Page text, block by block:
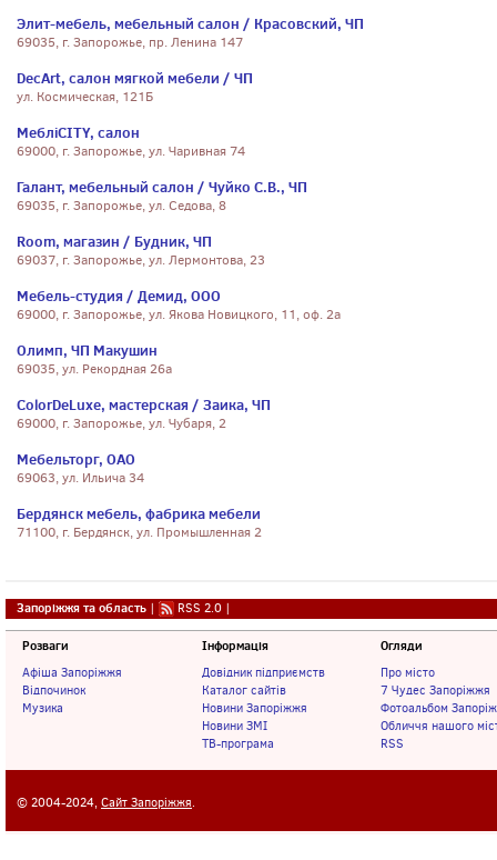
Элит-мебель, мебельный салон / Красовский, ЧП
69035, г. Запорожье, пр. Ленина 147
DecArt, салон мягкой мебели / ЧП
ул. Космическая, 121Б
МебліCITY, салон
69000, г. Запорожье, ул. Чаривная 74
Галант, мебельный салон / Чуйко С.В., ЧП
69035, г. Запорожье, ул. Седова, 8
Room, магазин / Будник, ЧП
69037, г. Запорожье, ул. Лермонтова, 23
Мебель-студия / Демид, ООО
69000, г. Запорожье, ул. Якова Новицкого, 11, оф. 2а
Олимп, ЧП Макушин
69035, ул. Рекордная 26а
ColorDeLuxe, мастерская / Заика, ЧП
69000, г. Запорожье, ул. Чубаря, 2
Мебельторг, ОАО
69063, ул. Ильича 34
Бердянск мебель, фабрика мебели
71100, г. Бердянск, ул. Промышленная 2
Запоріжжя та область | RSS 2.0 |
Розваги
Афіша Запоріжжя
Відпочинок
Музика
Інформація
Довідник підприємств
Каталог сайтів
Новини Запоріжжя
Новини ЗМІ
ТВ-програма
Огляди
Про місто
7 Чудес Запоріжжя
Фотоальбом
Обличчя нашого
RSS
© 2004-2024, Сайт Запоріжжя.